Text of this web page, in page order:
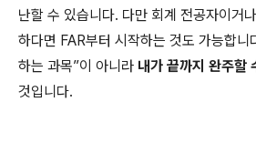
난할 수 있습니다. 다만 회계 전공자이거
하다면 FAR부터 시작하는 것도 가능합니
하는 과목”이 아니라 내가 끝까지 완주할
것입니다.